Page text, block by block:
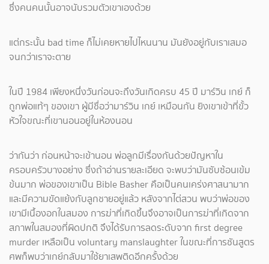
ซึ่งคนคนนั้นอาจนับรวมตัวเขาเองด้วย
แต่กระนั้น bad time ก็ไม่เคยหายไปไหนนาน มันยังอยู่กับเราเสมอ
จนกว่าเราจะตาย
ในปี 1984 เพียงหนึ่งวันก่อนจะถึงวันเกิดครบ 45 ปี มาร์วิน เกย์ ก็
ถูกพ่อแท้ๆ ของเขา ผู้มีชื่อว่ามาร์วิน เกย์ เหมือนกัน ยิงเขาเข้าที่ขั้ว
หัวใจขณะที่เขานอนอยู่ในห้องนอน
ว่ากันว่า ก่อนหน้าจะเข้านอน พ่อลูกมีเรื่องกันด้วยปัญหาใน
ครอบครัวบางอย่าง ซึ่งถ้าอ่านรายละเอียด จะพบว่ามันซับซ้อนเข้ม
ข้นมาก พ่อของเขาเป็น Bible Basher คือเป็นคนเคร่งศาสนามาก
และมีความขัดแย้งกับลูกชายอยู่แล้ว หลังจากไต่สวน พบว่าพ่อของ
เขามีเนื้องอกในสมอง การฆ่าที่เกิดขึ้นจึงอาจเป็นการฆ่าที่เกิดจาก
สภาพในสมองที่ผิดปกติ จึงได้รับการลดระดับจาก first degree
murder เหลือเป็น voluntary manslaughter ในขณะที่การชันสูตร
ศพก็พบว่าเกย์กลับมาใช้ยาเสพติดอีกครั้งด้วย